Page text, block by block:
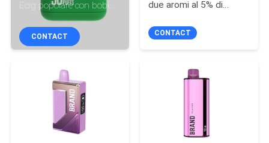
FABBRICA
CONTROLLO
QUALITÀ
RICHIEDA
Ecig popolare con bobine
a maglia
CONTACT
due aromi al 5% di
850 mAh
CONTACT